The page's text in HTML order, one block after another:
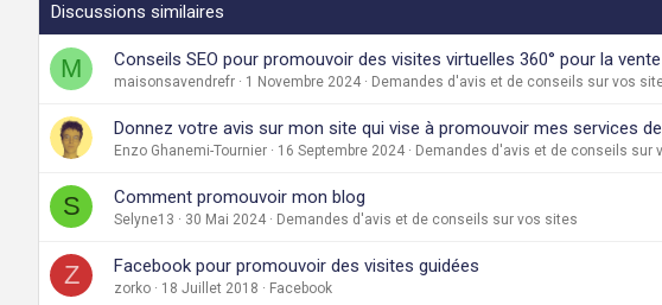
Discussions similaires
M Conseils SEO pour promouvoir des visites virtuelles 360° pour la
maisonsavendrefr 1 Novembre 2024 Demandes d'avis et de conseils sur vos
Donnez votre avis sur mon site qui vise à promouvoir mes services
Enzo Ghanemi-Tournier 16 Septembre 2024 Demandes d'avis et de conseils sur
S Comment promouvoir mon blog
Selyne13 30 Mai 2024 Demandes d'avis et de conseils sur vos sites
Z Facebook pour promouvoir des visites guidées
zorko 18 Juillet 2018 Facebook